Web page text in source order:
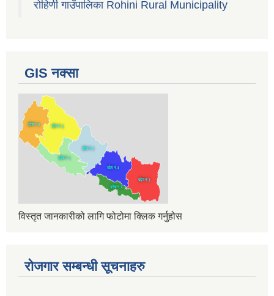
रोहिणी गाउँपालिका Rohini Rural Municipality
GIS नक्सा
विस्तृत जानकारीको लागि फोटोमा क्लिक गर्नुहोस
रोजगार सम्बन्धी सूचनाहरु